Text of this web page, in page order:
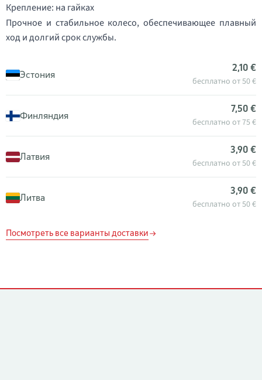
Крепление: на гайках
Прочное и стабильное колесо, обеспечивающее плавный
ход и долгий срок службы.
Эстония
2,10 €
бесплатно от 50 €
Финляндия
7,50 €
бесплатно от 75 €
Латвия
3,90 €
бесплатно от 50 €
Литва
3,90 €
бесплатно от 50 €
Посмотреть все варианты доставки